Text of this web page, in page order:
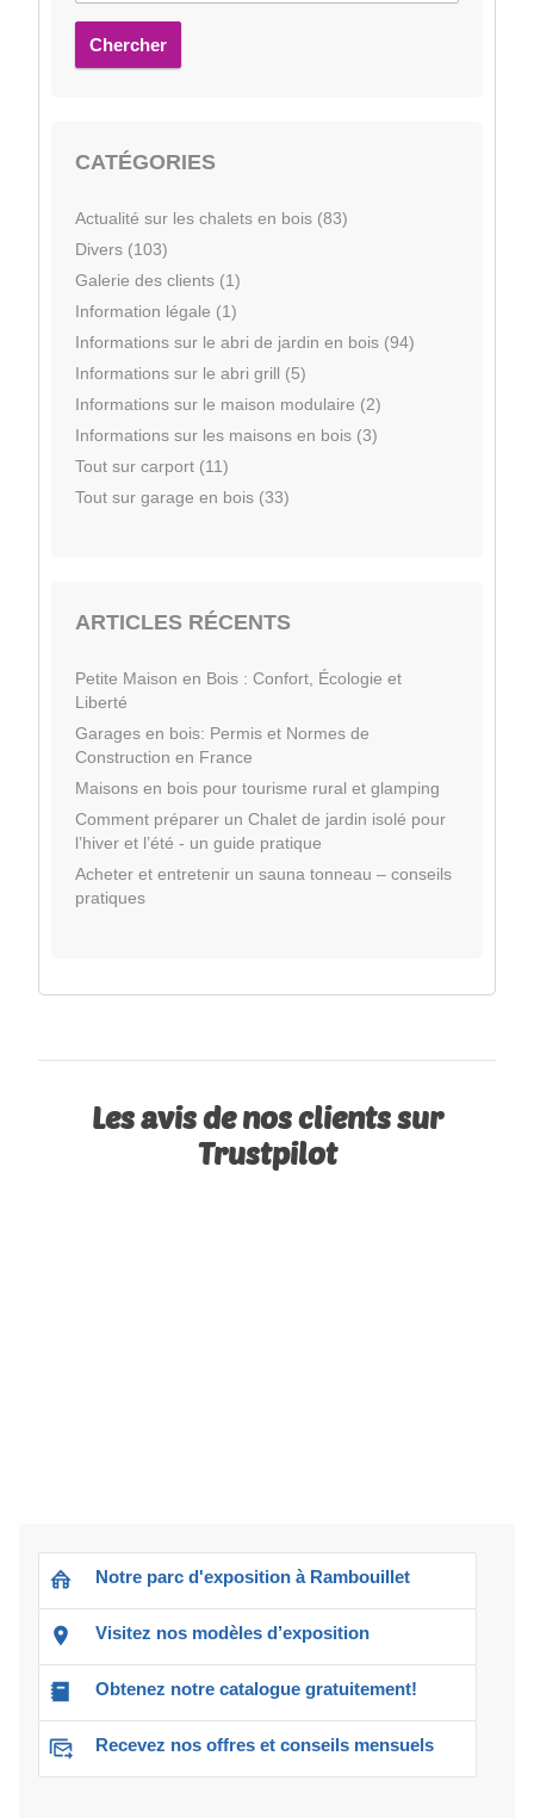
Chercher
CATÉGORIES
Actualité sur les chalets en bois (83)
Divers (103)
Galerie des clients (1)
Information légale (1)
Informations sur le abri de jardin en bois (94)
Informations sur le abri grill (5)
Informations sur le maison modulaire (2)
Informations sur les maisons en bois (3)
Tout sur carport (11)
Tout sur garage en bois (33)
ARTICLES RÉCENTS
Petite Maison en Bois : Confort, Écologie et
Liberté
Garages en bois: Permis et Normes de
Construction en France
Maisons en bois pour tourisme rural et glamping
Comment préparer un Chalet de jardin isolé pour
l’hiver et l’été - un guide pratique
Acheter et entretenir un sauna tonneau – conseils
pratiques
Les avis de nos clients sur
Trustpilot
Notre parc d'exposition à Rambouillet
Visitez nos modèles d’exposition
Obtenez notre catalogue gratuitement!
Recevez nos offres et conseils mensuels